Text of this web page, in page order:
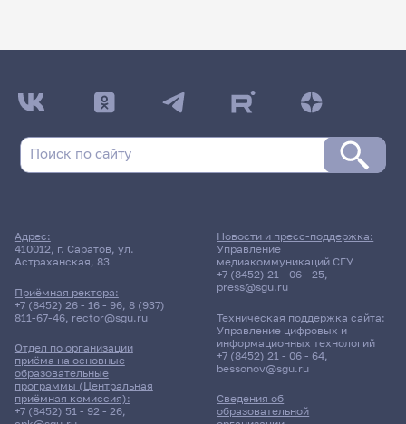
Адрес:
410012, г. Саратов, ул.
Астраханская, 83
Приёмная ректора:
+7 (8452) 26 - 16 - 96, 8 (937)
811-67-46, rector@sgu.ru
Отдел по организации
приёма на основные
образовательные
программы (Центральная
приёмная комиссия):
+7 (8452) 51 - 92 - 26,
Сведения об
образовательной
Новости и пресс-поддержка:
Управление
медиакоммуникаций СГУ
+7 (8452) 21 - 06 - 25,
press@sgu.ru
Техническая поддержка сайта:
Управление цифровых и
информационных технологий
+7 (8452) 21 - 06 - 64,
bessonov@sgu.ru